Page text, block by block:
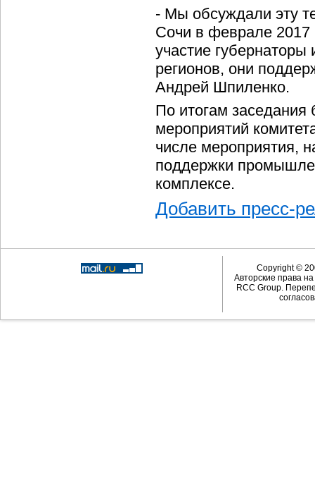
- Мы обсуждали эту
Сочи в феврале 2017
участие губернаторы
регионов, они
Андрей Шпиленко.
По итогам заседания
мероприятий
числе мероприятия,
поддержки
комплексе.
Добавить пресс-
Copyright ©
Авторские права
RCC Group.